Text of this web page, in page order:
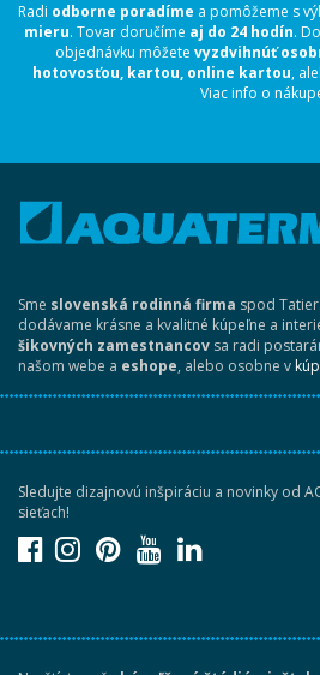
Radi odborne poradíme a pomôžeme s
mieru. Tovar doručíme aj do 24 hodín.
objednávku môžete vyzdvihnúť
hotovosťou, kartou, online kartou,
Viac info o
Sme slovenská rodinná firma spod
dodávame krásne a kvalitné kúpeľne a
šikovných zamestnancov sa radi
našom webe a eshope, alebo osobne v
Sledujte dizajnovú inšpiráciu a novinky od
sieťach!